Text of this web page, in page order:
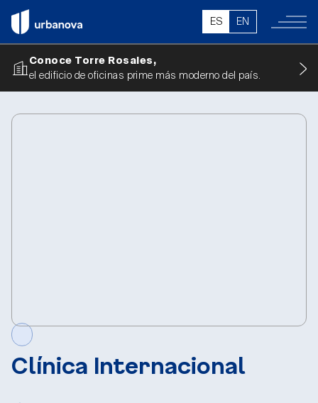
ES EN
Conoce Torre Rosales,
el edificio de oficinas prime más moderno del país.
Clínica Internacional